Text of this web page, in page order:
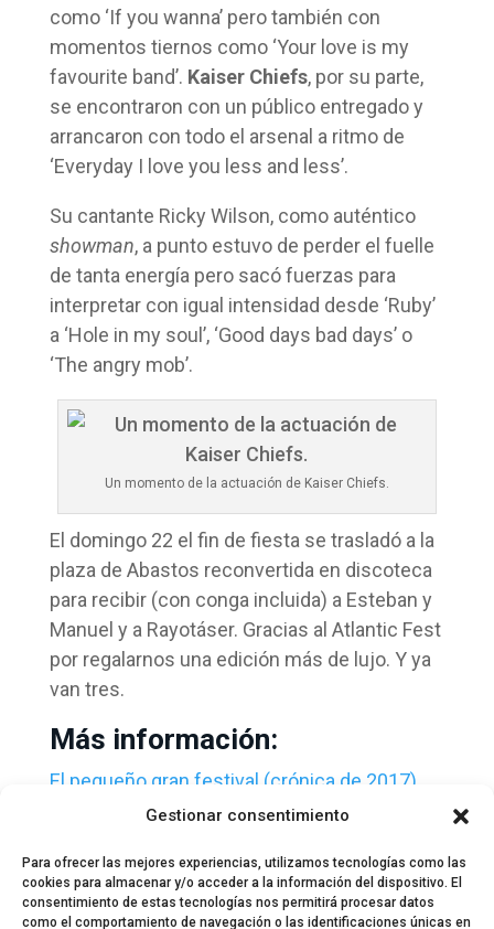
Gestionar consentimiento
Para ofrecer las mejores experiencias, utilizamos tecnologías como las
cookies para almacenar y/o acceder a la información del dispositivo. El
consentimiento de estas tecnologías nos permitirá procesar datos
como el comportamiento de navegación o las identificaciones únicas en
como ‘If you wanna’ pero también con
momentos tiernos como ‘Your love is my
favourite band’. Kaiser Chiefs, por su parte,
se encontraron con un público entregado y
arrancaron con todo el arsenal a ritmo de
‘Everyday I love you less and less’.
Su cantante Ricky Wilson, como auténtico
showman, a punto estuvo de perder el fuelle
de tanta energía pero sacó fuerzas para
interpretar con igual intensidad desde ‘Ruby’
a ‘Hole in my soul’, ‘Good days bad days’ o
‘The angry mob’.
Un momento de la actuación de Kaiser Chiefs.
El domingo 22 el fin de fiesta se trasladó a la
plaza de Abastos reconvertida en discoteca
para recibir (con conga incluida) a Esteban y
Manuel y a Rayotáser. Gracias al Atlantic Fest
por regalarnos una edición más de lujo. Y ya
van tres.
Más información:
El pequeño gran festival (crónica de 2017)
El festival que vino a rediminirnos (crónica de